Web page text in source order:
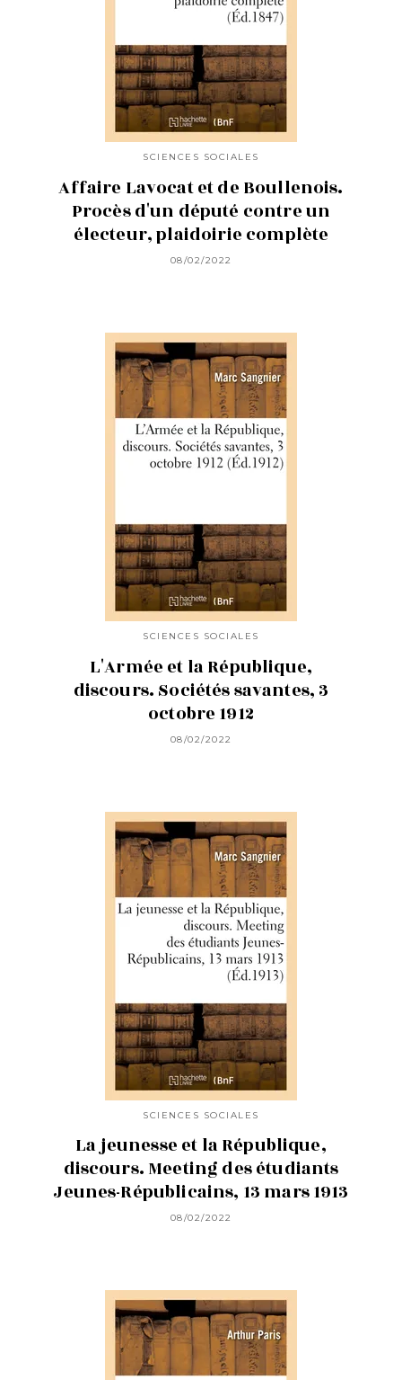
SCIENCES SOCIALES
Affaire Lavocat et de Boullenois.
Procès d'un député contre un
électeur, plaidoirie complète
08/02/2022
SCIENCES SOCIALES
L'Armée et la République,
discours. Sociétés savantes, 3
octobre 1912
08/02/2022
SCIENCES SOCIALES
La jeunesse et la République,
discours. Meeting des étudiants
Jeunes-Républicains, 13 mars 1913
08/02/2022